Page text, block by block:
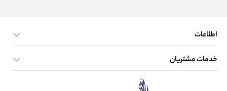
اطلاعات
صفحه اصلی
خدمات مشتریان